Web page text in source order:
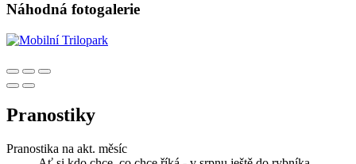
Náhodná fotogalerie
Pranostiky
Pranostika na akt. měsíc